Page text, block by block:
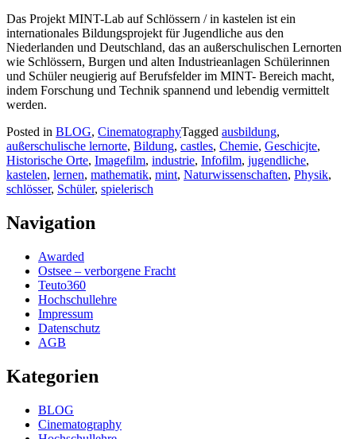
Das Projekt MINT-Lab auf Schlössern / in kastelen ist ein
internationales Bildungsprojekt für Jugendliche aus den
Niederlanden und Deutschland, das an außerschulischen Lernorten
wie Schlössern, Burgen und alten Industrieanlagen Schülerinnen
und Schüler neugierig auf Berufsfelder im MINT- Bereich macht,
indem Forschung und Technik spannend und lebendig vermittelt
werden.
Posted in BLOG, CinematographyTagged ausbildung,
außerschulische lernorte, Bildung, castles, Chemie, Geschicjte,
Historische Orte, Imagefilm, industrie, Infofilm, jugendliche,
kastelen, lernen, mathematik, mint, Naturwissenschaften, Physik,
schlösser, Schüler, spielerisch
Navigation
Awarded
Ostsee – verborgene Fracht
Teuto360
Hochschullehre
Impressum
Datenschutz
AGB
Kategorien
BLOG
Cinematography